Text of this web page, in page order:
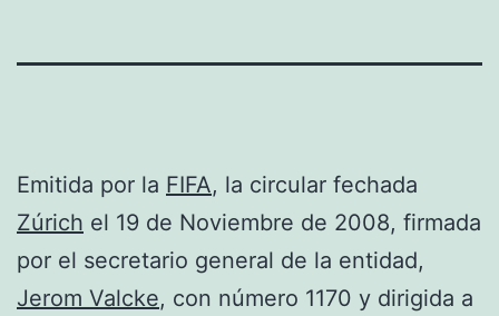
Emitida por la FIFA, la circular fechada
Zúrich el 19 de Noviembre de 2008, firmada
por el secretario general de la entidad,
Jerom Valcke, con número 1170 y dirigida a